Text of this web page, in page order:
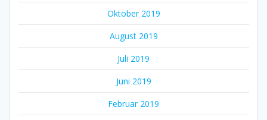
Oktober 2019
August 2019
Juli 2019
Juni 2019
Februar 2019